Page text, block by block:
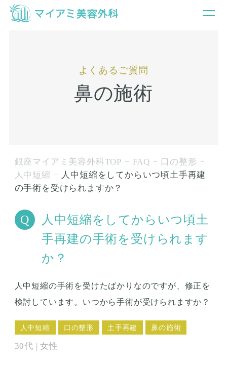
よくあるご質問
鼻の施術
銀座マイアミ美容外科TOP FAQ
口の整形
人中短縮
人中短縮をしてからいつ頃土手再建
の手術を受けられますか？
人中短縮をしてからいつ頃土
手再建の手術を受けられます
か？
人中短縮の手術を受けたばかりなのですが、修正を
検討しています。いつから手術が受けられますか？
人中短縮 口の整形 土手再建 鼻の施術
30代 | 女性